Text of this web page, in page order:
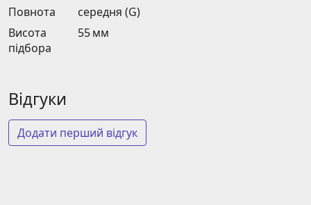
Повнота
середня (G)
Висота
підбора
55 мм
Відгуки
Додати перший відгук